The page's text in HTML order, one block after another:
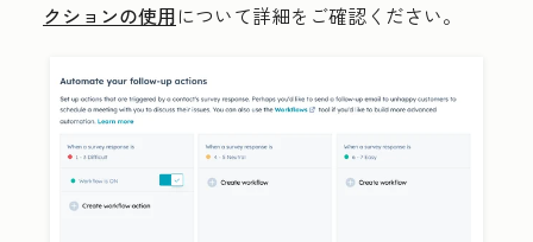
クションの使用について詳細をご確認ください。